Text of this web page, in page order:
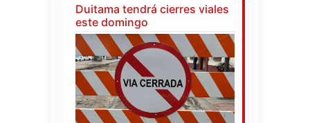
Duitama tendrá cierres viales
este domingo